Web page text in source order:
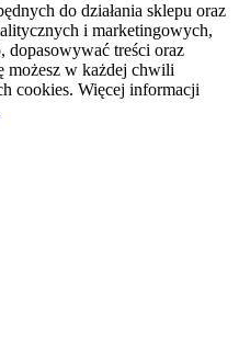
do działania sklepu oraz
i marketingowych,
dopasowywać treści oraz
możesz w każdej chwili
cookies. Więcej informacji